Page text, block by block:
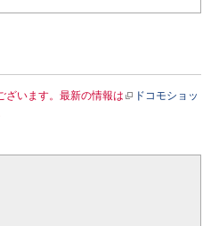
ざいます。最新の情報は
ドコモショッ